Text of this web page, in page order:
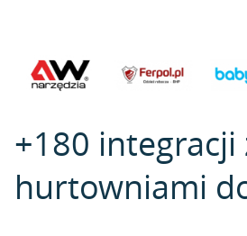
+180 integracji
hurtowniami